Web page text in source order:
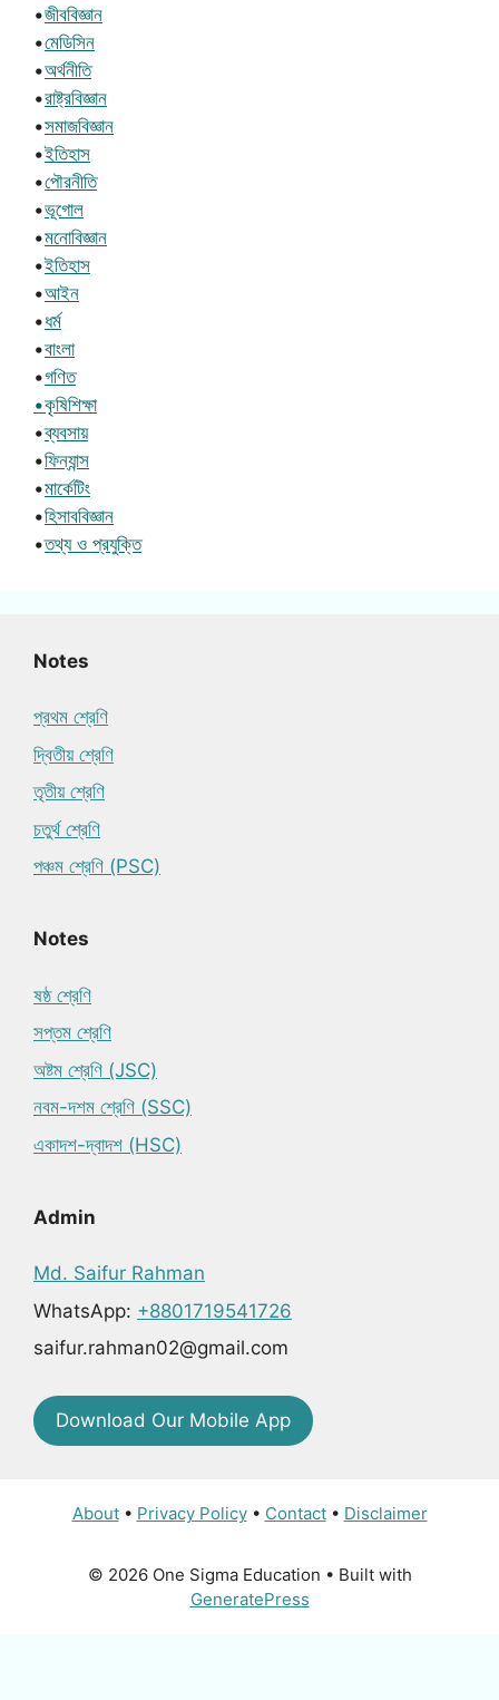
•জীববিজ্ঞান
•মেডিসিন
•অর্থনীতি
•রাষ্ট্রবিজ্ঞান
•সমাজবিজ্ঞান
•ইতিহাস
•পৌরনীতি
•ভূগোল
•মনোবিজ্ঞান
•ইতিহাস
•আইন
•ধর্ম
•বাংলা
•গণিত
•কৃষিশিক্ষা
•ব্যবসায়
•ফিন্যান্স
•মার্কেটিং
•হিসাববিজ্ঞান
•তথ্য ও প্রযুক্তি
Notes
প্রথম শ্রেণি
দ্বিতীয় শ্রেণি
তৃতীয় শ্রেণি
চতুর্থ শ্রেণি
পঞ্চম শ্রেণি (PSC)
Notes
ষষ্ঠ শ্রেণি
সপ্তম শ্রেণি
অষ্টম শ্রেণি (JSC)
নবম-দশম শ্রেণি (SSC)
একাদশ-দ্বাদশ (HSC)
Admin
Md. Saifur Rahman
WhatsApp: +8801719541726
saifur.rahman02@gmail.com
Download Our Mobile App
About• Privacy Policy• Contact• Disclaimer
© 2026 One Sigma Education • Built with
GeneratePress